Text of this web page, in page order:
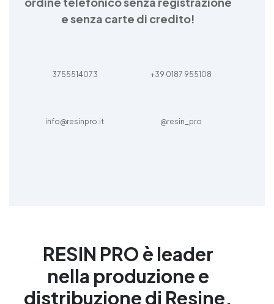
e senza carte di credito!
3755514073 +39 0187 955108
info@resinpro.it @resin_pro
RESIN PRO è leader
nella produzione e
distribuzione di Resine,